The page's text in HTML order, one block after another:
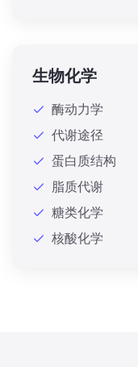
生物化学
酶动力学
代谢途径
蛋白质结构
脂质代谢
糖类化学
核酸化学